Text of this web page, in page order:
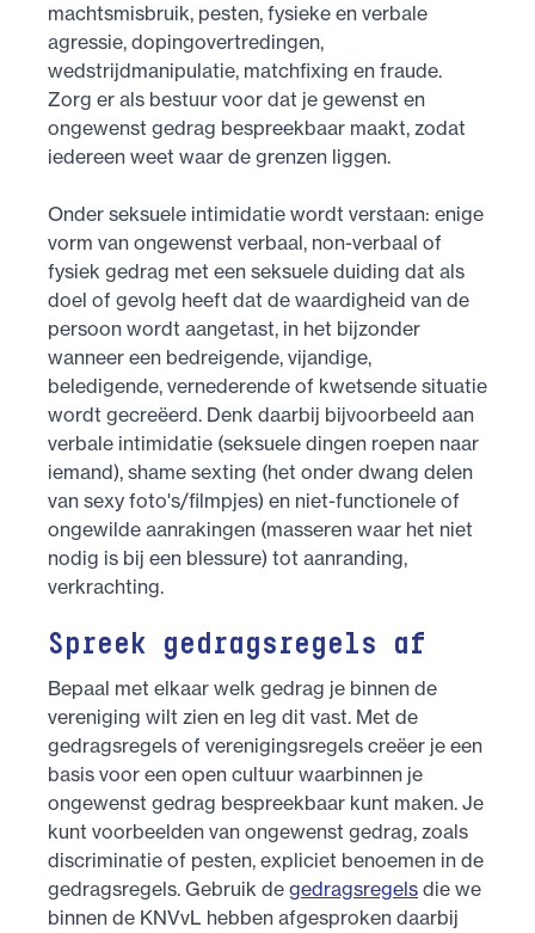
machtsmisbruik, pesten, fysieke en verbale
agressie, dopingovertredingen,
wedstrijdmanipulatie, matchfixing en fraude.
Zorg er als bestuur voor dat je gewenst en
ongewenst gedrag bespreekbaar maakt, zodat
iedereen weet waar de grenzen liggen.
Onder seksuele intimidatie wordt verstaan: enige
vorm van ongewenst verbaal, non-verbaal of
fysiek gedrag met een seksuele duiding dat als
doel of gevolg heeft dat de waardigheid van de
persoon wordt aangetast, in het bijzonder
wanneer een bedreigende, vijandige,
beledigende, vernederende of kwetsende situatie
wordt gecreëerd. Denk daarbij bijvoorbeeld aan
verbale intimidatie (seksuele dingen roepen naar
iemand), shame sexting (het onder dwang delen
van sexy foto's/filmpjes) en niet-functionele of
ongewilde aanrakingen (masseren waar het niet
nodig is bij een blessure) tot aanranding,
verkrachting.
Spreek gedragsregels af
Bepaal met elkaar welk gedrag je binnen de
vereniging wilt zien en leg dit vast. Met de
gedragsregels of verenigingsregels creëer je een
basis voor een open cultuur waarbinnen je
ongewenst gedrag bespreekbaar kunt maken. Je
kunt voorbeelden van ongewenst gedrag, zoals
discriminatie of pesten, expliciet benoemen in de
gedragsregels. Gebruik de gedragsregels die we
binnen de KNVvL hebben afgesproken daarbij